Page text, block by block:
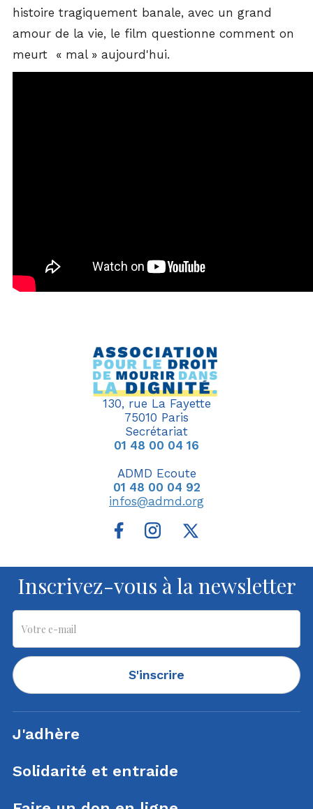
histoire tragiquement banale, avec un grand
amour de la vie, le film questionne comment on
meurt « mal » aujourd'hui.
130, rue La Fayette
75010 Paris
Secrétariat
01 48 00 04 16
ADMD Ecoute
01 48 00 04 92
infos@admd.org
Inscrivez-vous à la newsletter
S'inscrire
J'adhère
Solidarité et entraide